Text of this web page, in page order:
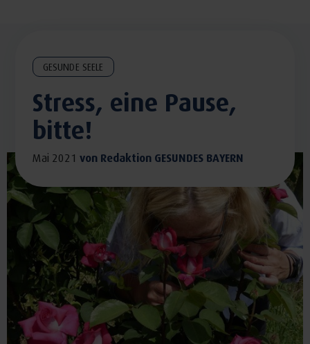
GESUNDE SEELE
Stress, eine Pause,
bitte!
Mai 2021 von Redaktion GESUNDES BAYERN